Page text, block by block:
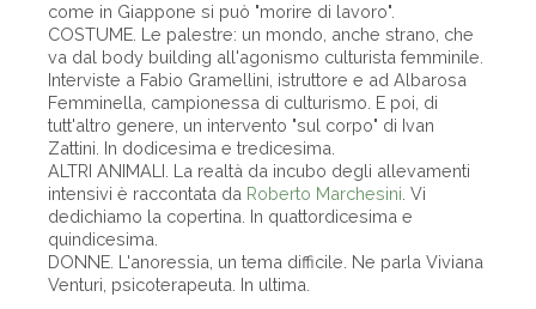
come in Giappone si può "morire di lavoro".
COSTUME. Le palestre: un mondo, anche strano, che
va dal body building all'agonismo culturista femminile.
Interviste a Fabio Gramellini, istruttore e ad Albarosa
Femminella, campionessa di culturismo. E poi, di
tutt'altro genere, un intervento "sul corpo" di Ivan
Zattini. In dodicesima e tredicesima.
ALTRI ANIMALI. La realtà da incubo degli allevamenti
intensivi è raccontata da Roberto Marchesini . Vi
dedichiamo la copertina. In quattordicesima e
quindicesima.
DONNE. L'anoressia, un tema difficile. Ne parla Viviana
Venturi, psicoterapeuta. In ultima.